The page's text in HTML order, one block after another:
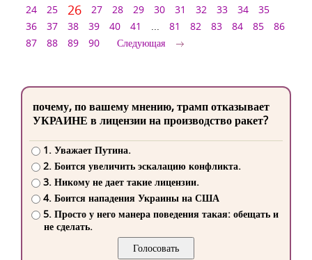
24
25 26 27 28 29 30 31 32 33 34
35
36
37 38 39 40 41 ... 81 82 83 84 85
86
87
88 89 90 Следующая
почему, по вашему мнению, трамп отказывает
УКРАИНЕ в лицензии на производство ракет?
1. Уважает Путина.
2. Боится увеличить эскалацию конфликта.
3. Никому не дает такие лицензии.
4. Боится нападения Украины на США
5. Просто у него манера поведения такая: обещать и
не сделать.